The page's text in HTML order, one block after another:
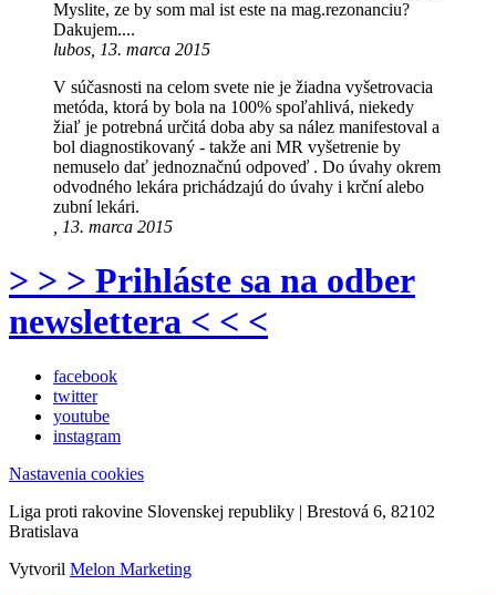
Myslite, ze by som mal ist este na mag.rezonanciu?
Dakujem....
lubos, 13. marca 2015
V súčasnosti na celom svete nie je žiadna vyšetrovacia
metóda, ktorá by bola na 100% spoľahlivá, niekedy
žiaľ je potrebná určitá doba aby sa nález manifestoval a
bol diagnostikovaný - takže ani MR vyšetrenie by
nemuselo dať jednoznačnú odpoveď . Do úvahy okrem
odvodného lekára prichádzajú do úvahy i krční alebo
zubní lekári.
, 13. marca 2015
> > > Prihláste sa na odber
newslettera < < <
facebook
twitter
youtube
instagram
Nastavenia cookies
Liga proti rakovine Slovenskej republiky | Brestová 6, 82102
Bratislava
Vytvoril Melon Marketing